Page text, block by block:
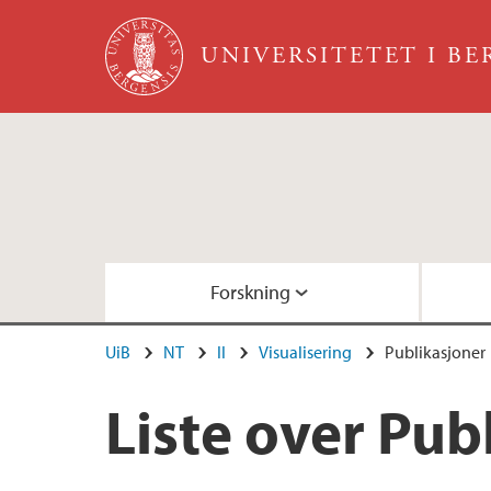
Hopp til hovedinnhold
UNIVERSITETET I
Forskning
Oversikt
Visualiseringsprosjekter
Liste over Publikasjoner
UiB NT II Visualisering Publikasjoner
Liste over